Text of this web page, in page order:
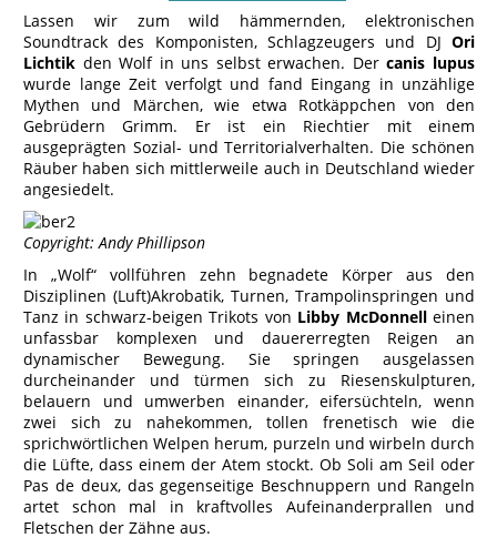
Lassen wir zum wild hämmernden, elektronischen
Soundtrack des Komponisten, Schlagzeugers und DJ Ori
Lichtik den Wolf in uns selbst erwachen. Dercanis lupus
wurde lange Zeit verfolgt und fand Eingang in unzählige
Mythen und Märchen, wie etwa Rotkäppchen von den
Gebrüdern Grimm. Er ist ein Riechtier mit einem
ausgeprägten Sozial- und Territorialverhalten. Die schönen
Räuber haben sich mittlerweile auch in Deutschland wieder
angesiedelt.
Copyright: Andy Phillipson
In „Wolf“ vollführen zehn begnadete Körper aus den
Disziplinen (Luft)Akrobatik, Turnen, Trampolinspringen und
Tanz in schwarz-beigen Trikots von Libby McDonnelleinen
unfassbar komplexen und dauererregten Reigen an
dynamischer Bewegung. Sie springen ausgelassen
durcheinander und türmen sich zu Riesenskulpturen,
belauern und umwerben einander, eifersüchteln, wenn
zwei sich zu nahekommen, tollen frenetisch wie die
sprichwörtlichen Welpen herum, purzeln und wirbeln durch
die Lüfte, dass einem der Atem stockt. Ob Soli am Seil oder
Pas de deux, das gegenseitige Beschnuppern und Rangeln
artet schon mal in kraftvolles Aufeinanderprallen und
Fletschen der Zähne aus.